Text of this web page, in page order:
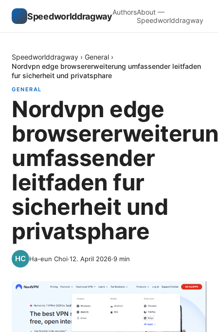
SpeedworlddragwayAuthorsAbout —
Speedworlddragway
Speedworlddragway › General ›
Nordvpn edge browsererweiterung umfassender leitfaden
fur sicherheit und privatsphare
GENERAL
Nordvpn edge
umfassender
leitfaden fur
sicherheit und
privatsphare
Ha-eun Choi·12. April 2026·9 min